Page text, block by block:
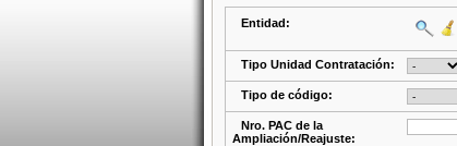
Entidad:
Tipo Unidad Contratación:
Tipo de código:
Nro. PAC de la
Ampliación/Reajuste: